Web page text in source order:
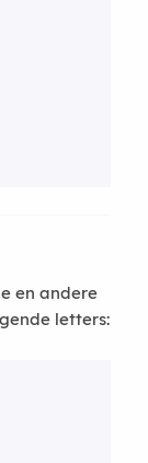
en andere
letters: